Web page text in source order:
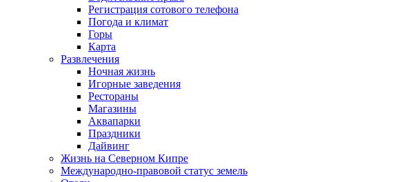
Регистрация сотового телефона
Погода и климат
Горы
Карта
Развлечения
Ночная жизнь
Игорные заведения
Рестораны
Магазины
Аквапарки
Праздники
Дайвинг
Жизнь на Северном Кипре
Международно-правовой статус земель